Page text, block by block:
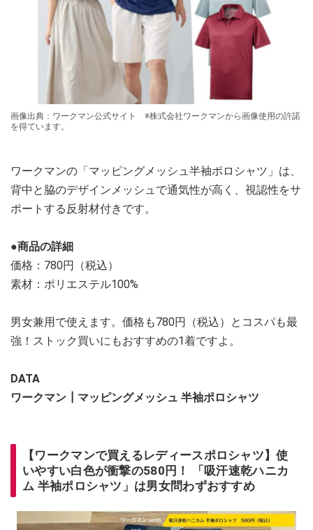
画像出典：ワークマン公式サイト ※株式会社ワークマンから画像使用の許諾
を得ています。
ワークマンの「マッピングメッシュ半袖ポロシャツ」は、
背中と脇のデザインメッシュで通気性が高く、視認性をサ
ポートする反射材付きです。
●商品の詳細
価格：780円（税込）
素材：ポリエステル100%
男女兼用で使えます。価格も780円（税込）とコスパも最
強！ストック買いにもおすすめの1着ですよ。
DATA
ワークマン┃マッピングメッシュ 半袖ポロシャツ
【ワークマンで買えるレディースポロシャツ】使
いやすい白色が衝撃の580円！ 「吸汗速乾ハニカ
ム 半袖ポロシャツ」は男女問わずおすすめ